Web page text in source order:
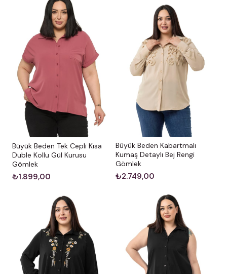
Büyük Beden Tek Cepli Kısa
Duble Kollu Gül Kurusu
Gömlek
₺1.899,00
Büyük Beden Kabartmalı
Kumaş Detaylı Bej Rengi
Gömlek
₺2.749,00